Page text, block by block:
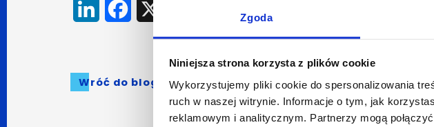
Zgoda
Niniejsza strona korzysta z plików cookie
Wykorzystujemy pliki cookie do spersonalizowania
ruch w naszej witrynie. Informacje o tym, jak
reklamowym i analitycznym. Partnerzy mogą
LinkedInFacebook
Wróć do bloga